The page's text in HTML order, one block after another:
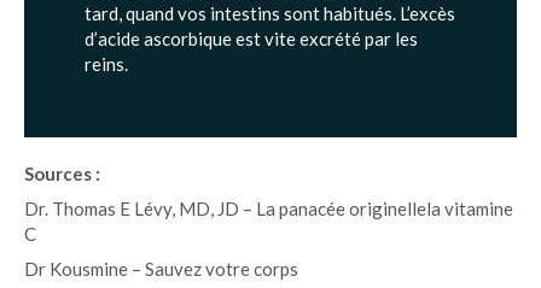
tard, quand vos intestins sont habitués. L’excès
d’acide ascorbique est vite excrété par les
reins.
Sources :
Dr. Thomas E Lévy, MD, JD – La panacée originellela vitamine
C
Dr Kousmine – Sauvez votre corps